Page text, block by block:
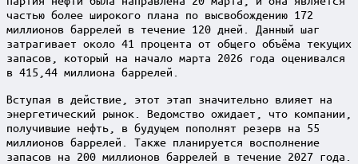
частью более широкого плана по высвобождению 172
миллионов баррелей в течение 120 дней. Данный шаг
затрагивает около 41 процента от общего объёма текущих
запасов, который на начало марта 2026 года оценивался
в 415,44 миллиона баррелей.
Вступая в действие, этот этап значительно влияет на
энергетический рынок. Ведомство ожидает, что компании,
получившие нефть, в будущем пополнят резерв на 55
миллионов баррелей. Также планируется восполнение
запасов на 200 миллионов баррелей в течение 2027 года.